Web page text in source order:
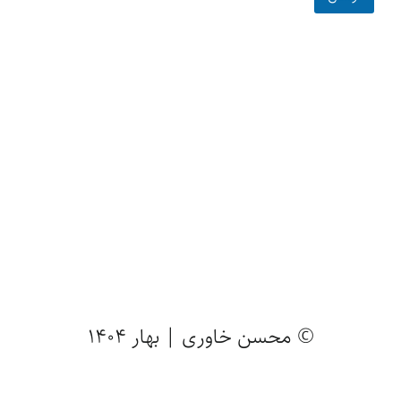
© محسن خاوری | بهار 1404